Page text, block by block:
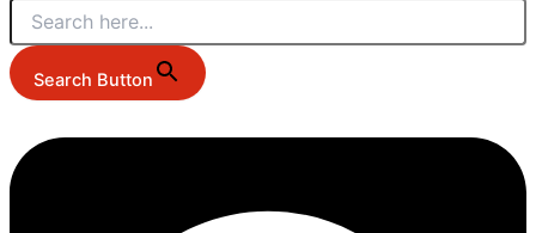
Search Button